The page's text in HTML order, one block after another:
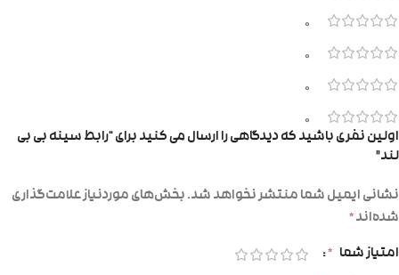
0
0
0
0
اولین نفری باشید که دیدگاهی را ارسال می کنید برای “رابط سینه بی بی
لند”
نشانی ایمیل شما منتشر نخواهد شد.بخش‌های موردنیاز علامت‌گذاری
شده‌اند*
امتیاز شما *